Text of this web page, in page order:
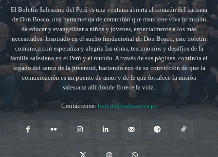
El Boletín Salesiano del Perú es una ventana abierta al corazón del carisma
de Don Bosco, una herramienta de comunión que mantiene viva la misión
de educar y evangelizar a niños y jóvenes, especialmente a los más
necesitados. Inspirado en el sueño fundacional de Don Bosco, este boletín
comunica con esperanza y alegría las obras, testimonios y desafíos de la
familia salesiana en el Perú y el mundo. A través de sus páginas, continúa el
legado del santo de la juventud, haciendo eco de su convicción de que la
comunicación es un puente de amor y de fe que fortalece la misión
salesiana allí donde florece la vida.
Contáctenos: boletin@salesianos.pe